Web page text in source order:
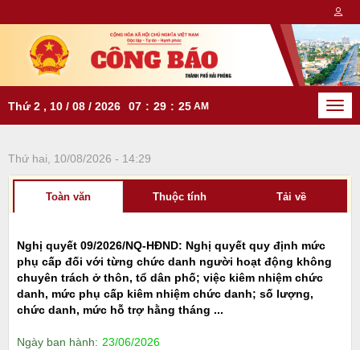
Thứ 2 , 10 / 08 / 2026 07 : 29 : 25 AM
Thứ hai, 10/08/2026 - 14:29
Toàn văn Thuộc tính Tải về
Nghị quyết 09/2026/NQ-HĐND: Nghị quyết quy định mức
phụ cấp đối với từng chức danh người hoạt động không
chuyên trách ở thôn, tổ dân phố; việc kiêm nhiệm chức
danh, mức phụ cấp kiêm nhiệm chức danh; số lượng,
chức danh, mức hỗ trợ hằng tháng ...
Ngày ban hành: 23/06/2026